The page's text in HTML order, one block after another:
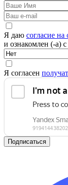
Я даю согласие
и ознакомлен (-а) с
Я согласен